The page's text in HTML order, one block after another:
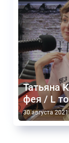
Татьяна
фея / L
30 августа